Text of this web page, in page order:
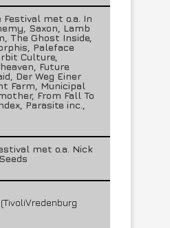
met o.a. In
Saxon, Lamb
The Ghost Inside,
Paleface
Culture,
Future
Der Weg Einer
Farm, Municipal
From Fall To
Parasite inc.,
met o.a. Nick